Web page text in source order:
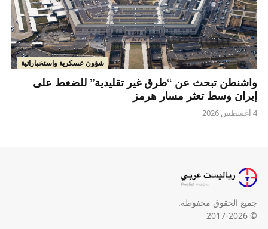
شؤون عسكرية واستخباراتية
واشنطن تبحث عن “طرق غير تقليدية” للضغط على
إيران وسط تعثر مسار هرمز
4 أغسطس 2026
جميع الحقوق محفوظة.
© 2017-2026